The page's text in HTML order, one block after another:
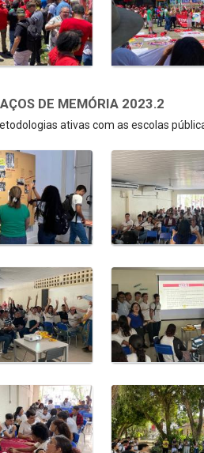
DE MEMÓRIA 2023.2
ativas com as escolas